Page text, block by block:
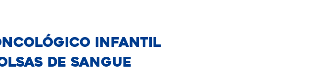
Infantil
de sangue